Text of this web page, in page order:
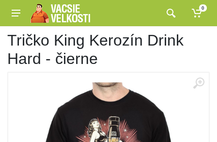
0
Tričko King Kerozín Drink
Hard - čierne